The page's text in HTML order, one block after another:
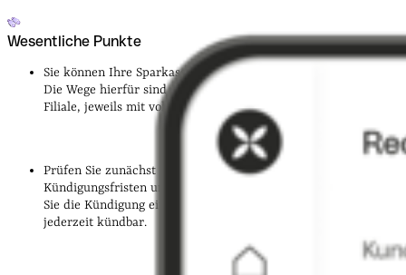
Wesentliche Punkte
Sie können Ihre Sparkassen-Kreditkarte schriftlich kündigen.
Die Wege hierfür sind online, per Post oder direkt in der
Filiale, jeweils mit vollständigen Angaben und Unterschrift.
Prüfen Sie zunächst Ihre Vertragsunterlagen auf mögliche
Kündigungsfristen und gleichen Sie offene Beträge aus, bevor
Sie die Kündigung einreichen. In der Regel ist die Karte aber
jederzeit kündbar.